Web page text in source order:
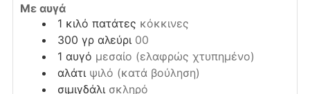
Με αυγά
1 κιλό πατάτες κόκκινες
300 γρ αλεύρι 00
1 αυγό μεσαίο (ελαφρώς χτυπημένο)
αλάτι ψιλό (κατά βούληση)
σιμιγδάλι σκληρό